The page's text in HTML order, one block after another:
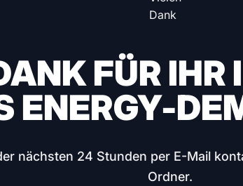
FÜR IHR
ENERGY-
nächsten 24 Stunden per E-Mail
Ordner.